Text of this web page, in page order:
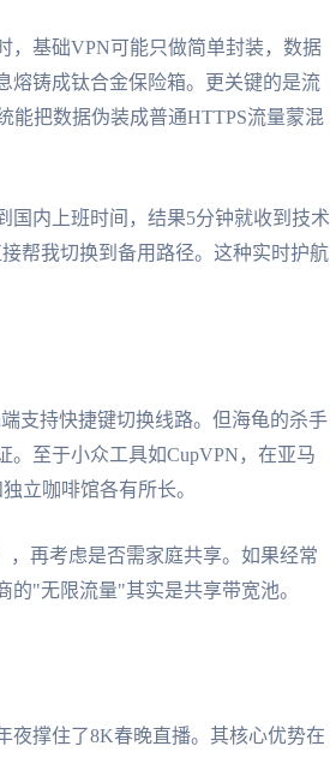
，基础VPN可能只做简单封装，数据
熔铸成钛合金保险箱。更关键的是流
把数据伪装成普通HTTPS流量蒙混
国内上班时间，结果5分钟就收到技术
帮我切换到备用路径。这种实时护航
支持快捷键切换线路。但海龟的杀手
。至于小众工具如CupVPN，在亚马
立咖啡馆各有所长。
，再考虑是否需家庭共享。如果经常
"无限流量"其实是共享带宽池。
夜撑住了8K春晚直播。其核心优势在